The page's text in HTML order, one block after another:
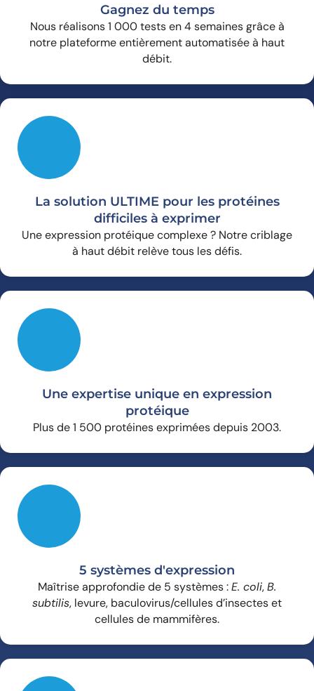
Gagnez du temps
Nous réalisons 1 000 tests en 4 semaines grâce à
notre plateforme entièrement automatisée à haut
débit.
La solution ULTIME pour les protéines
difficiles à exprimer
Une expression protéique complexe ? Notre criblage
à haut débit relève tous les défis.
Une expertise unique en expression
protéique
Plus de 1 500 protéines exprimées depuis 2003.
5 systèmes d'expression
Maîtrise approfondie de 5 systèmes :E. coli,B.
subtilis, levure, baculovirus/cellules d’insectes et
cellules de mammifères.